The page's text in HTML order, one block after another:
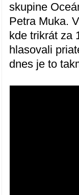
skupine
Petra Muka.
kde trikrát za
hlasovali
dnes je to